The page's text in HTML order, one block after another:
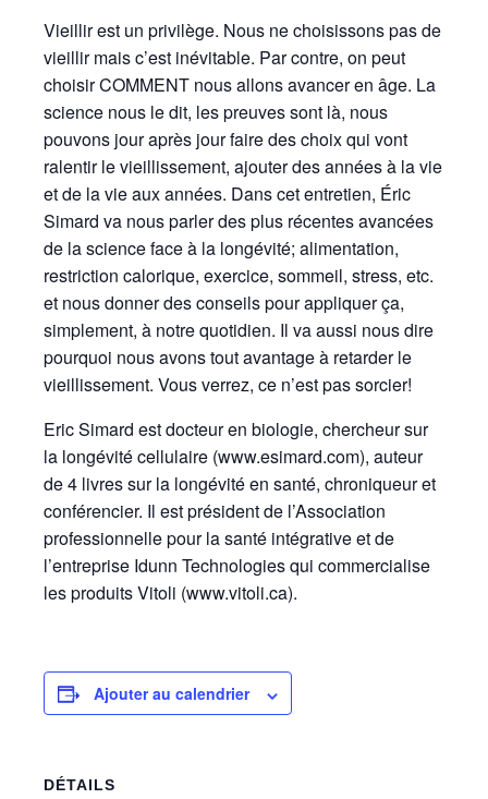
Vieillir est un privilège. Nous ne choisissons pas de
vieillir mais c’est inévitable. Par contre, on peut
choisir COMMENT nous allons avancer en âge. La
science nous le dit, les preuves sont là, nous
pouvons jour après jour faire des choix qui vont
ralentir le vieillissement, ajouter des années à la vie
et de la vie aux années. Dans cet entretien, Éric
Simard va nous parler des plus récentes avancées
de la science face à la longévité; alimentation,
restriction calorique, exercice, sommeil, stress, etc.
et nous donner des conseils pour appliquer ça,
simplement, à notre quotidien. Il va aussi nous dire
pourquoi nous avons tout avantage à retarder le
vieillissement. Vous verrez, ce n’est pas sorcier!
Eric Simard est docteur en biologie, chercheur sur
la longévité cellulaire (www.esimard.com), auteur
de 4 livres sur la longévité en santé, chroniqueur et
conférencier. Il est président de l’Association
professionnelle pour la santé intégrative et de
l’entreprise Idunn Technologies qui commercialise
les produits Vitoli (www.vitoli.ca).
Ajouter au calendrier
DÉTAILS